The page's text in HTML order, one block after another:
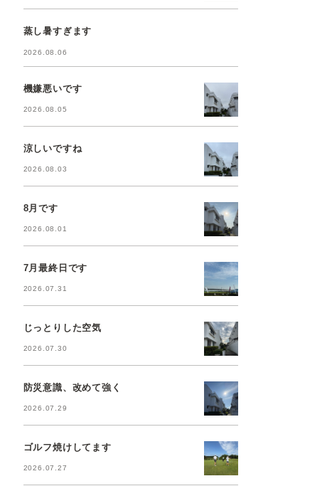
蒸し暑すぎます
2026.08.06
機嫌悪いです
2026.08.05
涼しいですね
2026.08.03
8月です
2026.08.01
7月最終日です
2026.07.31
じっとりした空気
2026.07.30
防災意識、改めて強く
2026.07.29
ゴルフ焼けしてます
2026.07.27